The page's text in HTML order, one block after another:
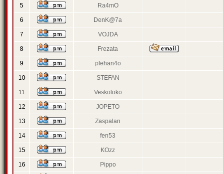
5 Ra4mO
6 DenK@7a
7 VOJDA
8 Frezata
9 plehan4o
10 STEFAN
11 Veskoloko
12 JOPETO
13 Zaspalan
14 fen53
15 KOzz
16 Pippo